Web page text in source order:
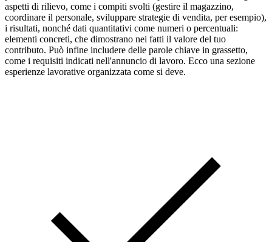
aspetti di rilievo, come i compiti svolti (gestire il magazzino,
coordinare il personale, sviluppare strategie di vendita, per esempio),
i risultati, nonché dati quantitativi come numeri o percentuali:
elementi concreti, che dimostrano nei fatti il valore del tuo
contributo. Può infine includere delle parole chiave in grassetto,
come i requisiti indicati nell'annuncio di lavoro. Ecco una sezione
esperienze lavorative organizzata come si deve.